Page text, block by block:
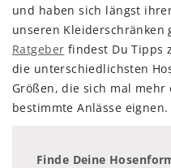
und haben sich längst
unseren Kleiderschränken
Ratgeber findest Du Tipps
die unterschiedlichsten
Größen, die sich mal
bestimmte Anlässe eignen.
Finde Deine